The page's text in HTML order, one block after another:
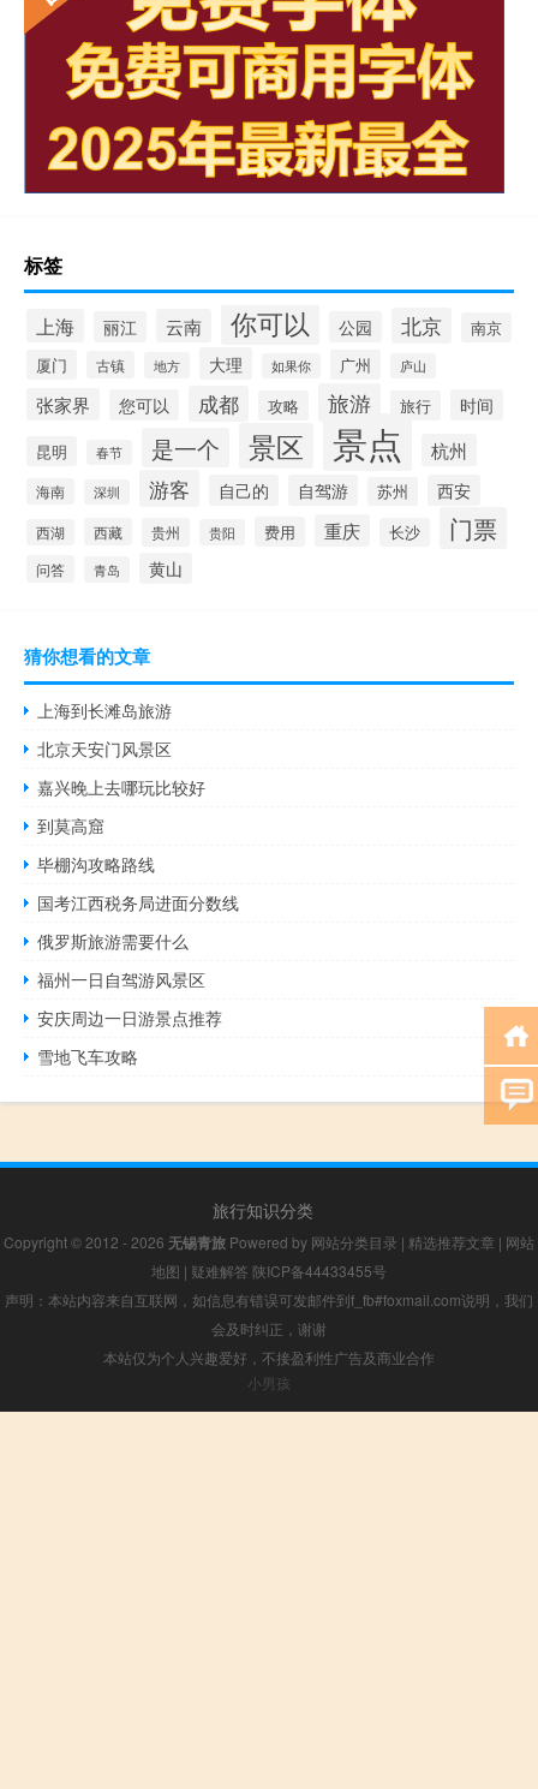
标签
上海 丽江 云南 你可以 公园 北京
南京
厦门
古镇 地方 大理 如果你 广州 庐山
张家界 您可以 成都 攻略 旅游 旅行 时间
昆明 春节 是一个 景区 景点 杭州
海南 深圳 游客 自己的 自驾游 苏州 西安
西湖 西藏 贵州 贵阳 费用 重庆 长沙 门票
问答 青岛 黄山
猜你想看的文章
上海到长滩岛旅游
北京天安门风景区
嘉兴晚上去哪玩比较好
到莫高窟
毕棚沟攻略路线
国考江西税务局进面分数线
俄罗斯旅游需要什么
福州一日自驾游风景区
安庆周边一日游景点推荐
雪地飞车攻略
旅行知识分类
Copyright © 2012 - 2026 无锡青旅 Powered by 网站分类目录 | 精选推荐文章 | 网站
地图 | 疑难解答 陕ICP备44433455号
声明：本站内容来自互联网，如信息有错误可发邮件到f_fb#foxmail.com说明，我们
会及时纠正，谢谢
本站仅为个人兴趣爱好，不接盈利性广告及商业合作
小男孩